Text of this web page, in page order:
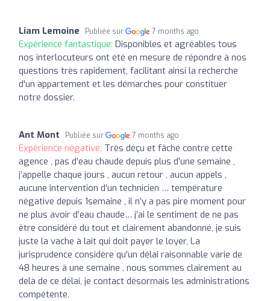
Liam Lemoine Publiée sur 7 months ago
Expérience fantastique: Disponibles et agréables tous
nos interlocuteurs ont été en mesure de répondre à nos
questions très rapidement, facilitant ainsi la recherche
d'un appartement et les démarches pour constituer
notre dossier.
Ant Mont Publiée sur 7 months ago
Expérience négative: Très déçu et fâché contre cette
agence , pas d’eau chaude depuis plus d’une semaine ,
j’appelle chaque jours , aucun retour , aucun appels ,
aucune intervention d’un technicien … température
négative depuis 1semaine , il n’y a pas pire moment pour
ne plus avoir d’eau chaude… j’ai le sentiment de ne pas
être considéré du tout et clairement abandonné, je suis
juste la vache à lait qui doit payer le loyer, La
jurisprudence considère qu'un délai raisonnable varie de
48 heures à une semaine , nous sommes clairement au
delà de ce délai, je contact désormais les administrations
compétente.